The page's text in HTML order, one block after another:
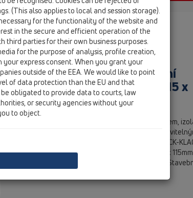
s ležatým odtokem, s izolační
nerez 121x 121mm/nerez 115 x
Podlahová vpust DN40/50 s vodorovným odtokem,
límcem a zápachovým uzávěrem, výškově
nástavcem 12-80mm, nerezovým rámečkem KLICK-
121mm a vtokovou mřížkou z nerezové oceli 115 x 115mm
včetně stavebního ochranného krytu rámečku.
ochranný kryt izolační příruby je v balení.
(This also applies to local and session storage).
for the functionality of the website and
in the secure and efficient operation of the
third parties for their own business purposes.
for the purpose of analysis, profile creation,
express consent. When you grant your
outside of the EEA. We would like to point
of data protection than the EU and that
obligated to provide data to courts, law
or security agencies without your
to object.